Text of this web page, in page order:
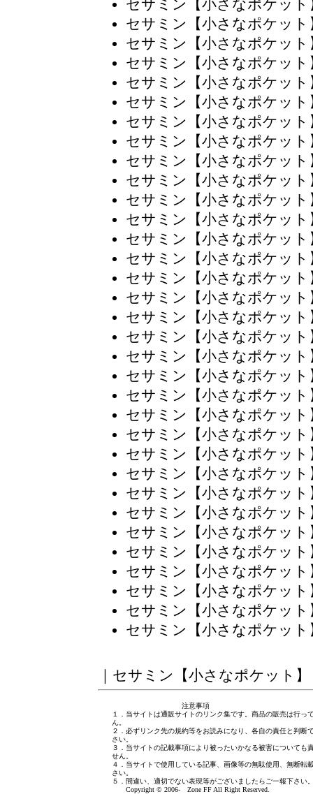
セサミン【小さなポケッ
セサミン【小さなポケッ
セサミン【小さなポケッ
セサミン【小さなポケッ
セサミン【小さなポケッ
セサミン【小さなポケッ
セサミン【小さなポケッ
セサミン【小さなポケッ
セサミン【小さなポケッ
セサミン【小さなポケッ
セサミン【小さなポケッ
セサミン【小さなポケッ
セサミン【小さなポケッ
セサミン【小さなポケッ
セサミン【小さなポケッ
セサミン【小さなポケット
セサミン【小さなポケッ
セサミン【小さなポケッ
セサミン【小さなポケッ
セサミン【小さなポケッ
セサミン【小さなポケッ
セサミン【小さなポケッ
セサミン【小さなポケッ
セサミン【小さなポケッ
セサミン【小さなポケッ
セサミン【小さなポケッ
セサミン【小さなポケッ
セサミン【小さなポケッ
セサミン【小さなポケッ
セサミン【小さなポケッ
セサミン【小さなポケッ
セサミン【小さなポケッ
セサミン【小さなポケッ
｜ セサミン【小さなポケット】
注意事項
１．当サイトは通販サイトのリンク集です。商品の販売は行っ
ん。
２．必ずリンク先の規約等をお読みになり、各自の責任と判断
さい。
３．当サイトの記載事項により被ったいかなる被害についても
せん。
４．当サイトで使用している記事、画像等の無駄使用、無断転
さい。
５．間違い、適切でない表現等がございましたら ご一報下さい
Copyright © 2006- Zone FF All Right Reserved.